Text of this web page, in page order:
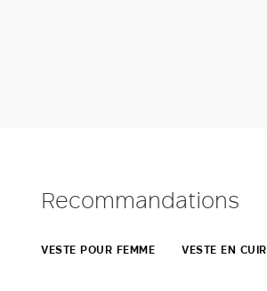
Recommandations
VESTE POUR FEMME VESTE EN CUIR